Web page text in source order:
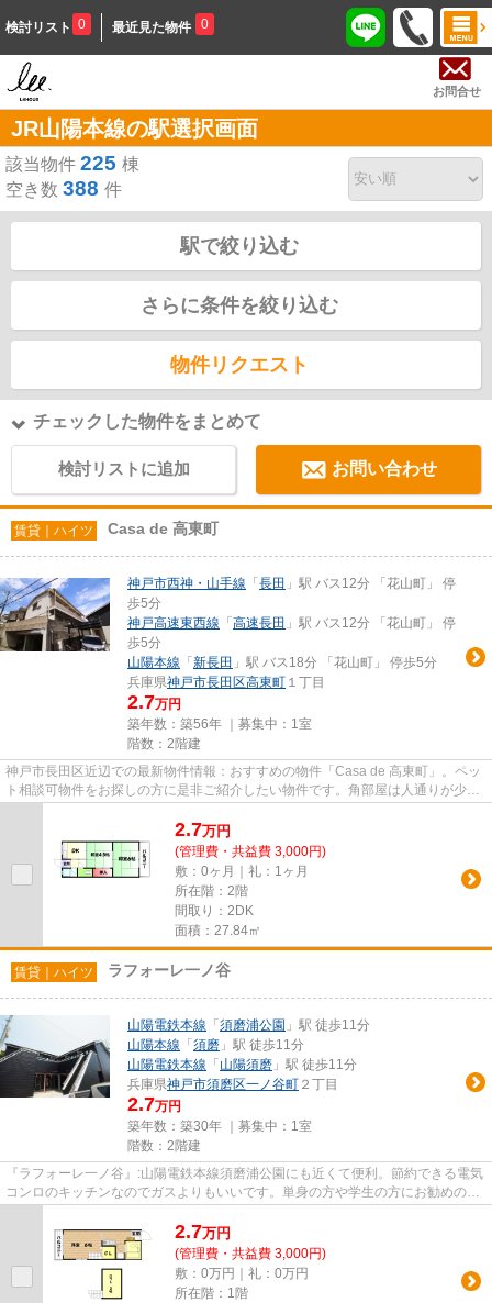
検討リスト 0 最近見た物件 0
お問合せ
JR山陽本線の駅選択画面
該当物件 225 棟
空き数 388 件
駅で絞り込む
さらに条件を絞り込む
物件リクエスト
チェックした物件をまとめて
検討リストに追加 お問い合わせ
賃貸｜ハイツ Casa de 高東町
神戸市西神・山手線 「 長田 」駅 バス12分 「花山町」 停
歩5分
神戸高速東西線 「 高速長田 」駅 バス12分 「花山町」 停
歩5分
山陽本線 「 新長田 」駅 バス18分 「花山町」 停歩5分
兵庫県神戸市長田区高東町 １丁目
2.7万円
築年数：築56年 ｜募集中： 1室
階数：2階建
神戸市長田区近辺での最新物件情報：おすすめの物件「Casa de 高東町」。ペッ
ト相談可物件をお探しの方に是非ご紹介したい物件です。角部屋は人通りが少な
2.7万円
(管理費・共益費 3,000円)
敷：0ヶ月｜礼：1ヶ月
所在階：2階
間取り：2DK
面積：27.84㎡
賃貸｜ハイツ ラフォーレ一ノ谷
山陽電鉄本線 「 須磨浦公園 」駅 徒歩11分
山陽本線 「 須磨 」駅 徒歩11分
山陽電鉄本線 「 山陽須磨 」駅 徒歩11分
兵庫県神戸市須磨区一ノ谷町 ２丁目
2.7万円
築年数：築30年 ｜募集中： 1室
階数：2階建
『ラフォーレ一ノ谷』:山陽電鉄本線須磨浦公園にも近くて便利。節約できる電気
コンロのキッチンなのでガスよりもいいです。単身の方や学生の方にお勧めの、
2.7万円
(管理費・共益費 3,000円)
敷：0万円｜礼：0万円
所在階：1階